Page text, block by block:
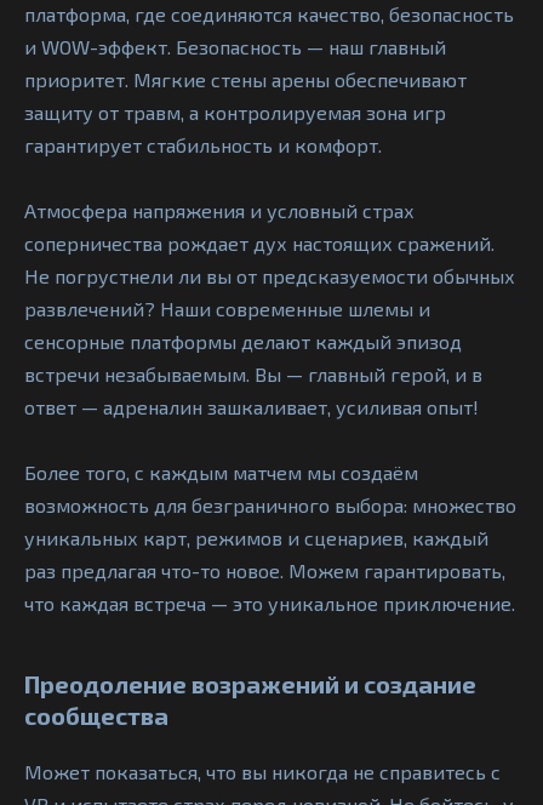
платформа, где соединяются качество, безопасность
и WOW-эффект. Безопасность — наш главный
приоритет. Мягкие стены арены обеспечивают
защиту от травм, а контролируемая зона игр
гарантирует стабильность и комфорт.
Атмосфера напряжения и условный страх
соперничества рождает дух настоящих сражений.
Не погрустнели ли вы от предсказуемости обычных
развлечений? Наши современные шлемы и
сенсорные платформы делают каждый эпизод
встречи незабываемым. Вы — главный герой, и в
ответ — адреналин зашкаливает, усиливая опыт!
Более того, с каждым матчем мы создаём
возможность для безграничного выбора: множество
уникальных карт, режимов и сценариев, каждый
раз предлагая что-то новое. Можем гарантировать,
что каждая встреча — это уникальное приключение.
Преодоление возражений и создание
сообщества
Может показаться, что вы никогда не справитесь с